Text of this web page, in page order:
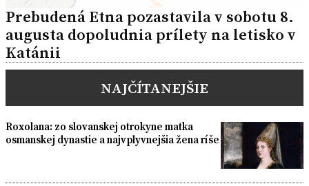
Prebudená Etna pozastavila v sobotu 8.
augusta dopoludnia prílety na letisko v
Katánii
NAJČÍTANEJŠIE
Roxolana: zo slovanskej otrokyne matka
osmanskej dynastie a najvplyvnejšia žena ríše